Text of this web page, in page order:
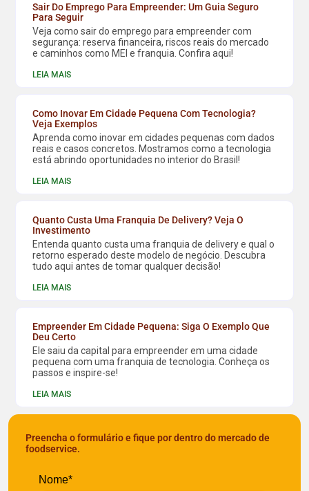
Sair Do Emprego Para Empreender: Um Guia Seguro
Para Seguir
Veja como sair do emprego para empreender com
segurança: reserva financeira, riscos reais do mercado
e caminhos como MEI e franquia. Confira aqui!
LEIA MAIS
Como Inovar Em Cidade Pequena Com Tecnologia?
Veja Exemplos
Aprenda como inovar em cidades pequenas com dados
reais e casos concretos. Mostramos como a tecnologia
está abrindo oportunidades no interior do Brasil!
LEIA MAIS
Quanto Custa Uma Franquia De Delivery? Veja O
Investimento
Entenda quanto custa uma franquia de delivery e qual o
retorno esperado deste modelo de negócio. Descubra
tudo aqui antes de tomar qualquer decisão!
LEIA MAIS
Empreender Em Cidade Pequena: Siga O Exemplo Que
Deu Certo
Ele saiu da capital para empreender em uma cidade
pequena com uma franquia de tecnologia. Conheça os
passos e inspire-se!
LEIA MAIS
Preencha o formulário e fique por dentro do mercado de
foodservice.
Nome*